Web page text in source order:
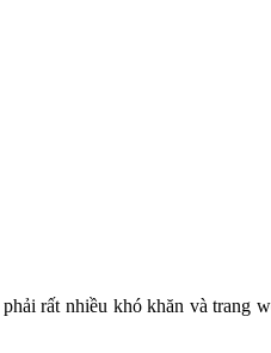
rất nhiều khó khăn và trang